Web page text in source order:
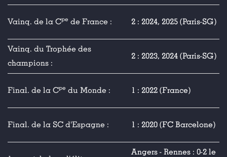
Vainq. de la Cpe de France : 2 : 2024, 2025 (Paris-SG)
Vainq. du Trophée des
champions :
2 : 2023, 2024 (Paris-SG)
Final. de la Cpe du Monde : 1 : 2022 (France)
Final. de la SC d'Espagne : 1 : 2020 (FC Barcelone)
Angers - Rennes : 0-2 le